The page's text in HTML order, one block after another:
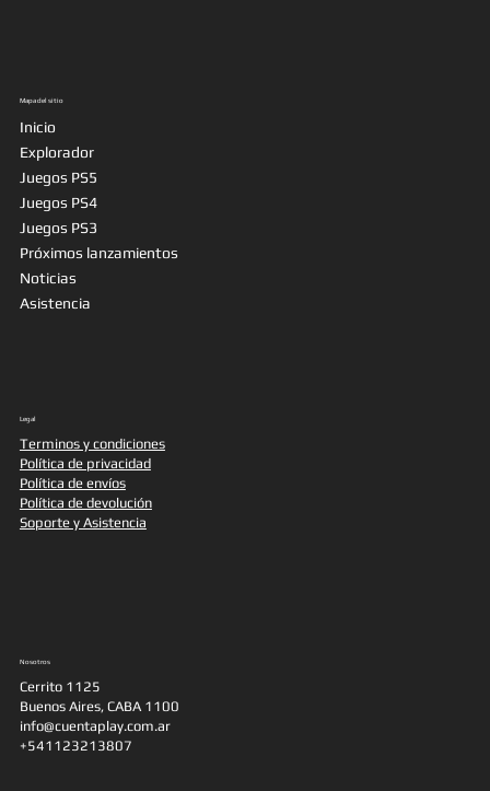
Mapa del sitio
Inicio
Explorador
Juegos PS5
Juegos PS4
Juegos PS3
Próximos lanzamientos
Noticias
Asistencia
Legal
Terminos y condiciones
Política de privacidad
Política de envíos
Política de devolución
Soporte y Asistencia
Nosotros
Cerrito 1125
Buenos Aires, CABA 1100
info@cuentaplay.com.ar
+541123213807